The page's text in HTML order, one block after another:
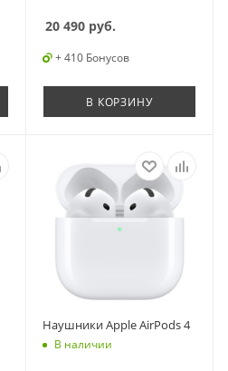
20 490руб.
+ 410 Бонусов
В КОРЗИНУ
Наушники Apple AirPods 4
В наличии